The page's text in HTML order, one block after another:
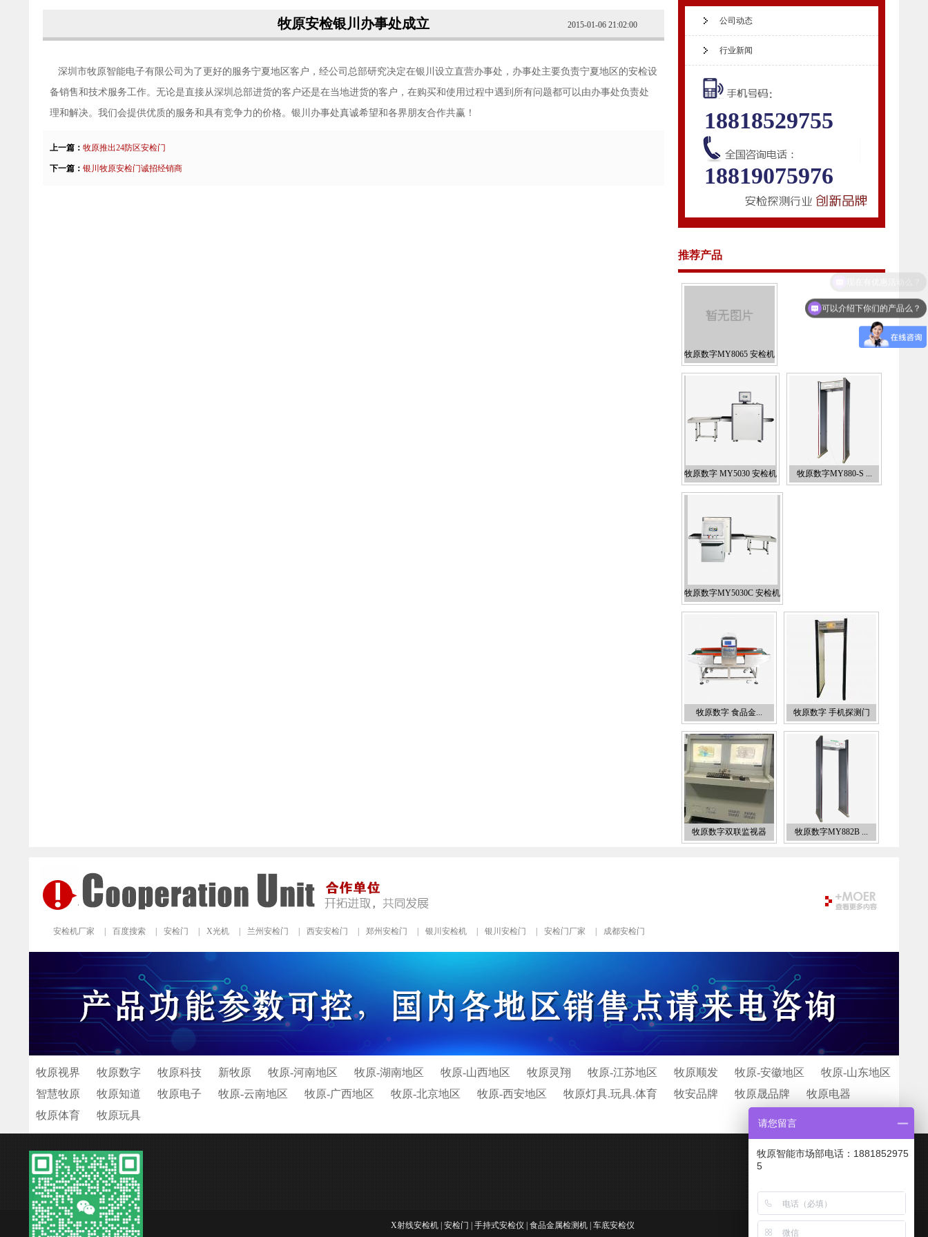
牧原安检银川办事处成立 2015-01-06 21:02:00
深圳市牧原智能电子有限公司为了更好的服务宁夏地区客户，经公司总部研究决定在银川设立直营办事处，办事处主要负责宁夏地区的安检设
备销售和技术服务工作。无论是直接从深圳总部进货的客户还是在当地进货的客户，在购买和使用过程中遇到所有问题都可以由办事处负责处
理和解决。我们会提供优质的服务和具有竞争力的价格。银川办事处真诚希望和各界朋友合作共赢！
上一篇： 牧原推出24防区安检门
下一篇： 银川牧原安检门诚招经销商
公司动态
行业新闻
18818529755
18819075976
推荐产品
牧原数字MY8065 安检机
牧原数字 MY5030 安检机 牧原数字MY880-S ...
牧原数字MY5030C 安检机
牧原数字 食品金... 牧原数字 手机探测门
牧原数字双联监视器 牧原数字MY882B ...
安检机厂家 | 百度搜索 | 安检门 | X光机 | 兰州安检门 | 西安安检门 | 郑州安检门 | 银川安检机 | 银川安检门 | 安检门厂家 | 成都安检门
牧原视界 牧原数字 牧原科技 新牧原 牧原-河南地区 牧原-湖南地区 牧原-山西地区 牧原灵翔 牧原-江苏地区 牧原顺发 牧原-安徽地区
牧原-山东地区
智慧牧原
牧原知道 牧原电子 牧原-云南地区 牧原-广西地区 牧原-北京地区 牧原-西安地区 牧原灯具.玩具.体育 牧安品牌 牧原晟品牌
牧原电器
牧原体育
牧原玩具
X射线安检机 | 安检门 | 手持式安检仪 | 食品金属检测机 | 车底安检仪
可以介绍下你们的产品么？
请您留言
牧原智能市场部电话：1881852975
5